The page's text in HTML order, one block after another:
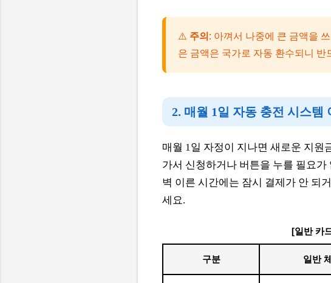
⚠️ 주의: 아껴서 나중에 큰 금액을
은 금액은 국가로 자동 환수되니 반
2. 매월 1일 자동 충전 시스템
매월 1일 자정이 지나면 새로운 지원
가서 신청하거나 버튼을 누를 필요
벽 이른 시간에는 잠시 결제가 안 되
세요.
[일반 카
구분 일반